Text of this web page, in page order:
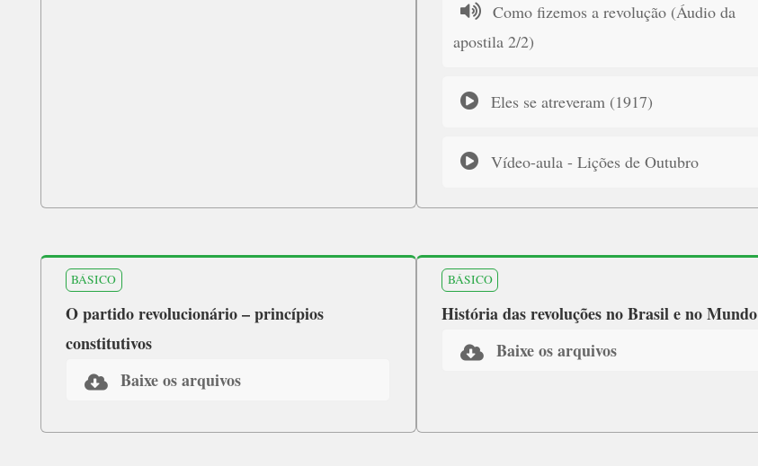
Como fizemos a revolução (Áudio da
apostila 2/2)
Eles se atreveram (1917)
Vídeo-aula - Lições de Outubro
BÁSICO
O partido revolucionário – princípios
constitutivos
Baixe os arquivos
BÁSICO
História das revoluções no Brasil e no Mundo
Baixe os arquivos